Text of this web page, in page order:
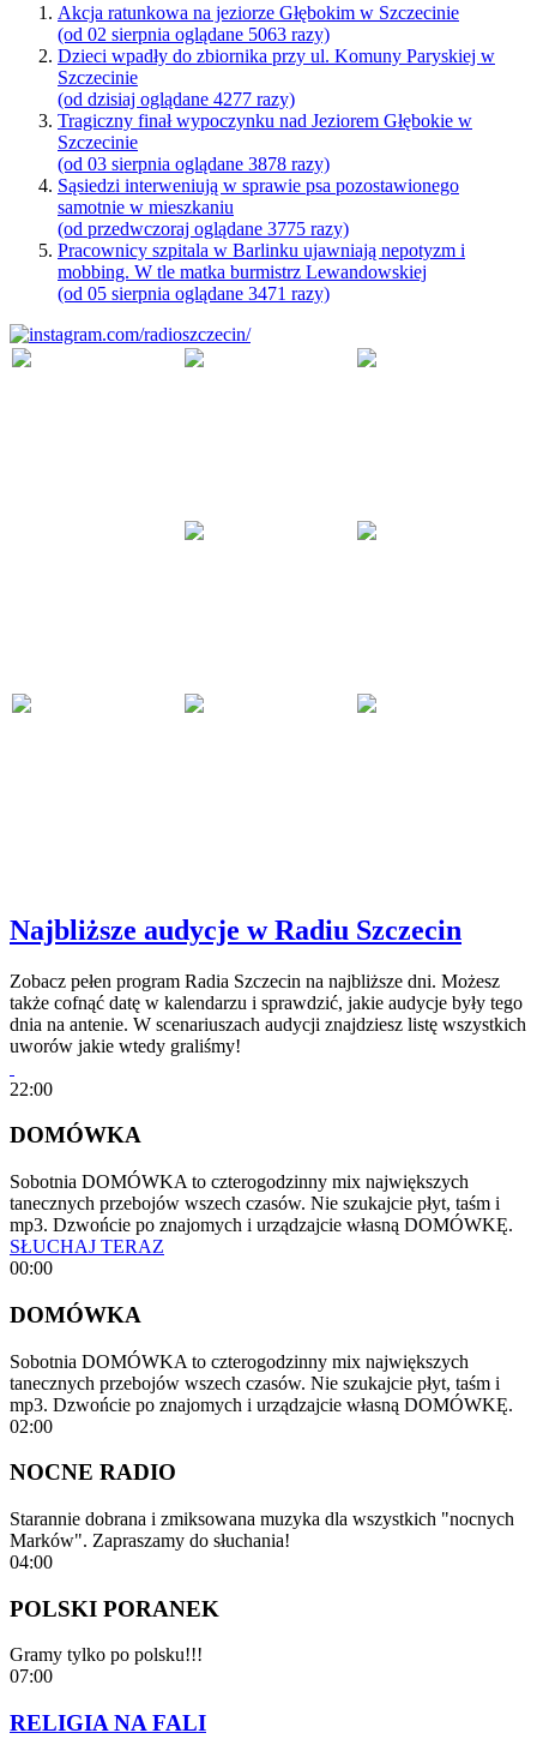
Akcja ratunkowa na jeziorze Głębokim w Szczecinie
(od 02 sierpnia oglądane 5063 razy)
Dzieci wpadły do zbiornika przy ul. Komuny Paryskiej w
Szczecinie
(od dzisiaj oglądane 4277 razy)
Tragiczny finał wypoczynku nad Jeziorem Głębokie w
Szczecinie
(od 03 sierpnia oglądane 3878 razy)
Sąsiedzi interweniują w sprawie psa pozostawionego
samotnie w mieszkaniu
(od przedwczoraj oglądane 3775 razy)
Pracownicy szpitala w Barlinku ujawniają nepotyzm i
mobbing. W tle matka burmistrz Lewandowskiej
(od 05 sierpnia oglądane 3471 razy)
Najbliższe audycje w Radiu Szczecin
Zobacz pełen program Radia Szczecin na najbliższe dni. Możesz
także cofnąć datę w kalendarzu i sprawdzić, jakie audycje były tego
dnia na antenie. W scenariuszach audycji znajdziesz listę wszystkich
uworów jakie wtedy graliśmy!
22:00
DOMÓWKA
Sobotnia DOMÓWKA to czterogodzinny mix największych
tanecznych przebojów wszech czasów. Nie szukajcie płyt, taśm i
mp3. Dzwońcie po znajomych i urządzajcie własną DOMÓWKĘ.
SŁUCHAJ TERAZ
00:00
DOMÓWKA
Sobotnia DOMÓWKA to czterogodzinny mix największych
tanecznych przebojów wszech czasów. Nie szukajcie płyt, taśm i
mp3. Dzwońcie po znajomych i urządzajcie własną DOMÓWKĘ.
02:00
NOCNE RADIO
Starannie dobrana i zmiksowana muzyka dla wszystkich "nocnych
Marków". Zapraszamy do słuchania!
04:00
POLSKI PORANEK
Gramy tylko po polsku!!!
07:00
RELIGIA NA FALI